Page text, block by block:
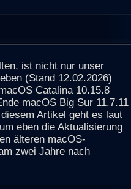
ist nicht nur unser
(Stand 12.02.2026)
Catalina 10.15.8
macOS Big Sur 11.7.11
Artikel geht es laut
um eben die Aktualisierung
älteren macOS-
zwei Jahre nach